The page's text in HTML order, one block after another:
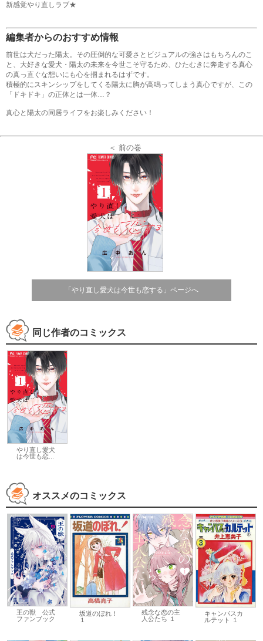
新感覚やり直しラブ★
編集者からのおすすめ情報
前世は犬だった陽太。その圧倒的な可愛さとビジュアルの強さはもちろんのこ
と、大好きな愛犬・陽太の未来を今世こそ守るため、ひたむきに奔走する真心
の真っ直ぐな想いにも心を掴まれるはずです。
積極的にスキンシップをしてくる陽太に胸が高鳴ってしまう真心ですが、この
「ドキドキ」の正体とは一体…？
真心と陽太の同居ライフをお楽しみください！
＜ 前の巻
「やり直し愛犬は今世も恋する」ページへ
同じ作者のコミックス
やり直し愛犬
は今世も恋...
オススメのコミックス
王の獣 公式
ファンブック
坂道のぼれ！
１
残念な恋の主
人公たち １
キャンパスカ
ルテット １